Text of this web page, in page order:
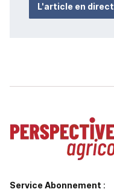
L'article en direct
Service Abonnement :